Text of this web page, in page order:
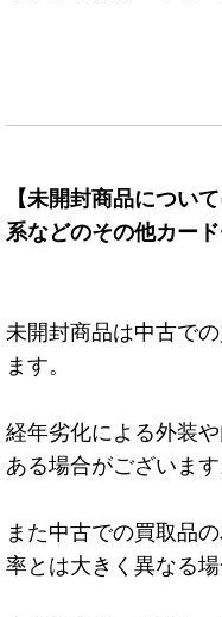
【未開封商品につい
系などのその他カード
未開封商品は中古で
ます。
経年劣化による外装
ある場合がございます
また中古での買取品
率とは大きく異なる場